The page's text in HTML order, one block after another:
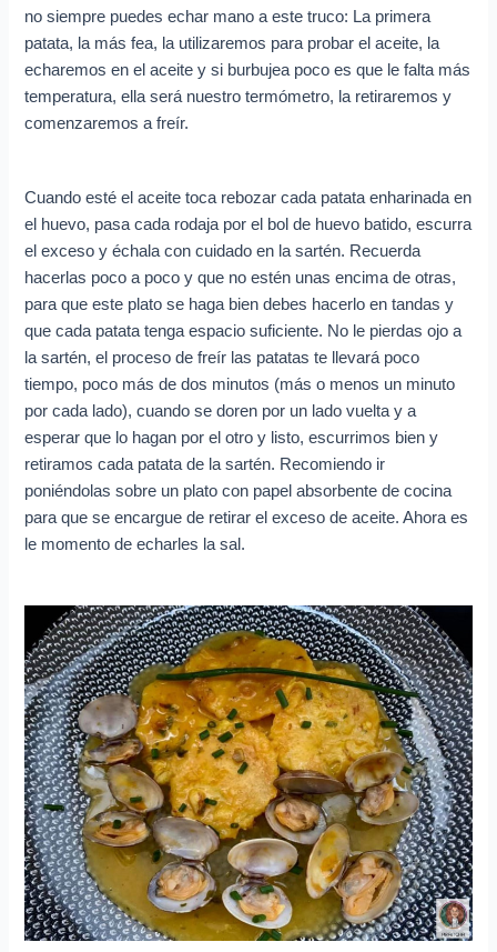
no siempre puedes echar mano a este truco: La primera
patata, la más fea, la utilizaremos para probar el aceite, la
echaremos en el aceite y si burbujea poco es que le falta más
temperatura, ella será nuestro termómetro, la retiraremos y
comenzaremos a freír.
Cuando esté el aceite toca rebozar cada patata enharinada en
el huevo, pasa cada rodaja por el bol de huevo batido, escurra
el exceso y échala con cuidado en la sartén. Recuerda
hacerlas poco a poco y que no estén unas encima de otras,
para que este plato se haga bien debes hacerlo en tandas y
que cada patata tenga espacio suficiente. No le pierdas ojo a
la sartén, el proceso de freír las patatas te llevará poco
tiempo, poco más de dos minutos (más o menos un minuto
por cada lado), cuando se doren por un lado vuelta y a
esperar que lo hagan por el otro y listo, escurrimos bien y
retiramos cada patata de la sartén. Recomiendo ir
poniéndolas sobre un plato con papel absorbente de cocina
para que se encargue de retirar el exceso de aceite. Ahora es
le momento de echarles la sal.